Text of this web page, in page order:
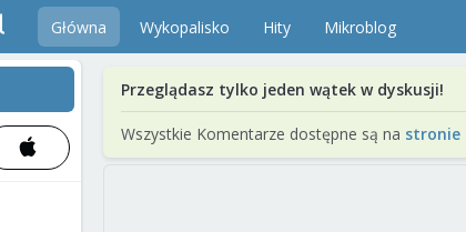
Główna Wykopalisko Hity Mikroblog
Przeglądasz tylko jeden wątek w dyskusji!
Wszystkie Komentarze dostępne są na stronie